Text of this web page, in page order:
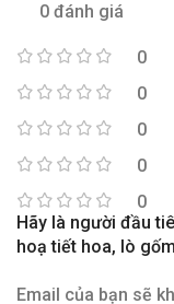
0 đánh giá
0
0
0
0
0
Hãy là người đầu
hoạ tiết hoa, lò
Email của bạn sẽ